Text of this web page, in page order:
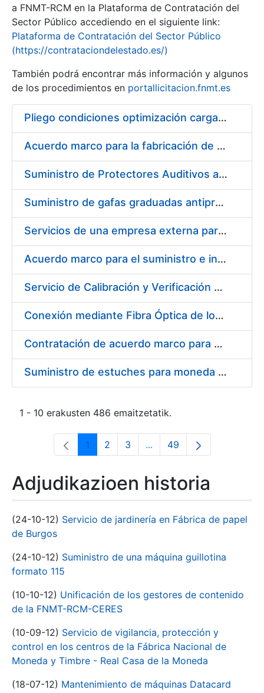
Erakutsi/Ezkutatu
a FNMT-RCM en la Plataforma de Contratación del
Sector Público accediendo en el siguiente link:
Plataforma de Contratación del Sector Público
(https://contrataciondelestado.es/)
También podrá encontrar más información y algunos
de los procedimientos en portallicitacion.fnmt.es
Pliego condiciones optimización cargas compras firmado
Acuerdo marco para la fabricación de piezas
Suministro de Protectores Auditivos a medida para las personas trabajadoras de los Centros de Trabajo de Madrid y Burgos
Suministro de gafas graduadas antiproyecciones para los trabajadores de la FNMT-RCM en los centros de trabajo de Madrid y Burgos
Servicios de una empresa externa para el asesoramiento y resolución de los recursos de alzada que se presentan relacionados con procesos de selección para la FNMT-RCM
Acuerdo marco para el suministro e instalación de persianas, estores y otros complementos
Servicio de Calibración y Verificación Externa de los Equipos de Medición del Servicio de Prevención de la FNMT-RCM
Conexión mediante Fibra Óptica de los Centros de Proceso de Datos (CPDs) de las sedes de la FNMT-RCM de Burgos y Madrid
Contratación de acuerdo marco para el Suministro de Material de Electricidad para la Fábrica Nacional de Moneda y Timbre-Real Casa de la Moneda en su centro de trabajo de Burgos
Suministro de estuches para moneda de 30 €
1 - 10 erakusten 486 emaitzetatik.
Orrialdea
1 Orrialdea
2 Orrialdea
3 ...Intermediate Pages Use
Orrialdea
49
Adjudikazioen historia
(24-10-12) Servicio de jardinería en Fábrica de papel
de Burgos
(24-10-12) Suministro de una máquina guillotina
formato 115
(10-10-12) Unificación de los gestores de contenido
de la FNMT-RCM-CERES
(10-09-12) Servicio de vigilancia, protección y
control en los centros de la Fábrica Nacional de
Moneda y Timbre - Real Casa de la Moneda
(18-07-12) Mantenimiento de máquinas Datacard